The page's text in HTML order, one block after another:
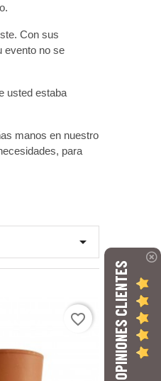
. Con sus
evento no se
usted estaba
manos en nuestro
para

favorite_border OPINIONES CLIENTES